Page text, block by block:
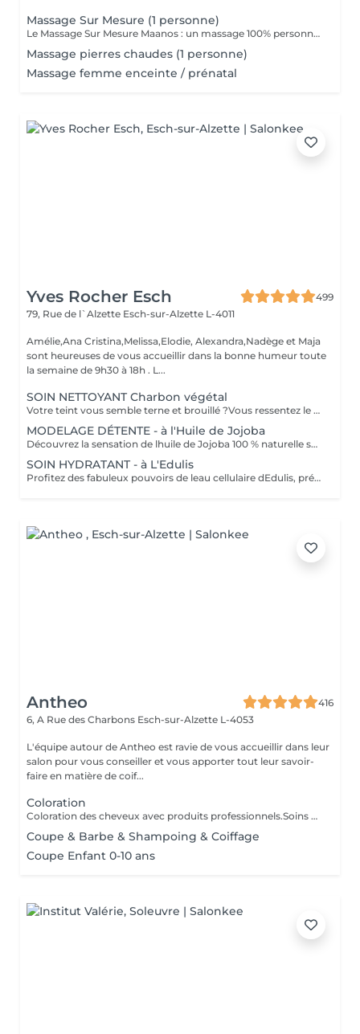
Massage Sur Mesure (1 personne)
Le Massage Sur Mesure Maanos : un massage 100% personnalisé en fonction de vos besoins et de vos envies !
Massage pierres chaudes (1 personne)
Massage femme enceinte / prénatal
Yves Rocher Esch
499
79, Rue de l`Alzette Esch-sur-Alzette L-4011
Amélie,Ana Cristina,Melissa,Elodie, Alexandra,Nadège et Maja
sont heureuses de vous accueillir dans la bonne humeur toute
la semaine de 9h30 à 18h . L...
SOIN NETTOYANT Charbon végétal
Votre teint vous semble terne et brouillé ?Vous ressentez le besoin de nettoyer votre peau? Ce soin nettoyant s'adresse à vous. Il permettra de traiter votre peau sans la décaper. Purifié et détoxifié, votre visage retrouve un teint unifié,frais et lumineux. Une vraie bouffée d'oxygène pour votre peau!
MODELAGE DÉTENTE - à l'Huile de Jojoba
Découvrez la sensation de lhuile de Jojoba 100 % naturelle sur votre peau. Nourrie, votre peau retrouve tout son confort. Libéré de ses tensions grâce aux mains habiles de notre esthéticienne, votre visage est détendu. Bénéfices : Nourrie, votre peau retrouve tout son confort.
SOIN HYDRATANT - à L'Edulis
Profitez des fabuleux pouvoirs de leau cellulaire dEdulis, précieuse source dhydratation continue. Après la brumisation du Sérum concentré en eau cellulaire, le Masque Crème ressourçant se transforme en une texture soyeuse qui fond sur votre peau sous le délicat modelage de notre esthéticienne. Bénéfices : Gorgée deau, votre peau retrouve douceur, souplesse et éclat. Retrouvez le confort dune peau hydratée en continu.
Antheo
416
6, A Rue des Charbons Esch-sur-Alzette L-4053
L'équipe autour de Antheo est ravie de vous accueillir dans leur
salon pour vous conseiller et vous apporter tout leur savoir-
faire en matière de coif...
Coloration
Coloration des cheveux avec produits professionnels.Soins du cheveux pre et post coloration.
Coupe & Barbe & Shampoing & Coiffage
Coupe Enfant 0-10 ans